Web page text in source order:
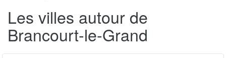
Les villes autour de
Brancourt-le-Grand